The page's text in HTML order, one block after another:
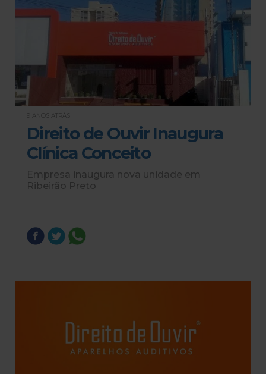
9 ANOS ATRÁS
Direito de Ouvir Inaugura
Clínica Conceito
Empresa inaugura nova unidade em
Ribeirão Preto